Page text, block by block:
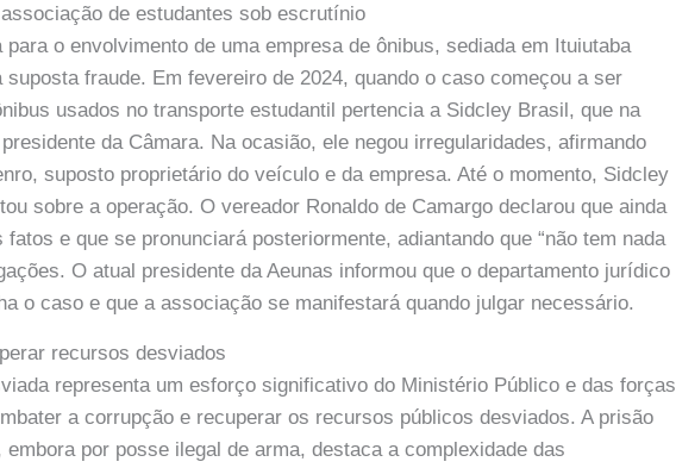
de estudantes sob escrutínio
para o envolvimento de uma empresa de ônibus, sediada em Ituiutaba
suposta fraude. Em fevereiro de 2024, quando o caso começou a ser
usados no transporte estudantil pertencia a Sidcley Brasil, que na
da Câmara. Na ocasião, ele negou irregularidades, afirmando
suposto proprietário do veículo e da empresa. Até o momento, Sidcley
sobre a operação. O vereador Ronaldo de Camargo declarou que ainda
e que se pronunciará posteriormente, adiantando que “não tem nada
O atual presidente da Aeunas informou que o departamento jurídico
o caso e que a associação se manifestará quando julgar necessário.
recursos desviados
representa um esforço significativo do Ministério Público e das forças
a corrupção e recuperar os recursos públicos desviados. A prisão
embora por posse ilegal de arma, destaca a complexidade das